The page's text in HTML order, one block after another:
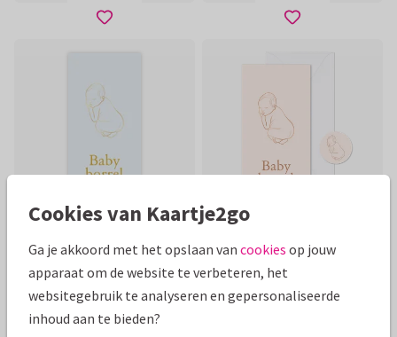
Foliedruk
Cookies van Kaartje2go
Ga je akkoord met het opslaan van cookies op jouw
apparaat om de website te verbeteren, het
websitegebruik te analyseren en gepersonaliseerde
inhoud aan te bieden?